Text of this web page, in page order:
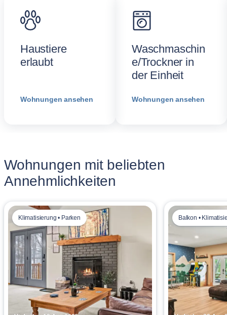
Haustiere
erlaubt
Wohnungen ansehen
Waschmaschin
e/Trockner in
der Einheit
Wohnungen ansehen
Wohnungen mit beliebten
Annehmlichkeiten
Klimatisierung • Parken Balkon •